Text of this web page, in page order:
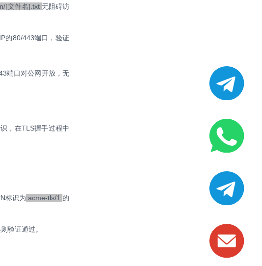
[文件名].txt 无阻碍访
的80/443端口，验证
端口对公网开放，无
，在TLS握手过程中
标识为 acme-tls/1 的
验证通过。